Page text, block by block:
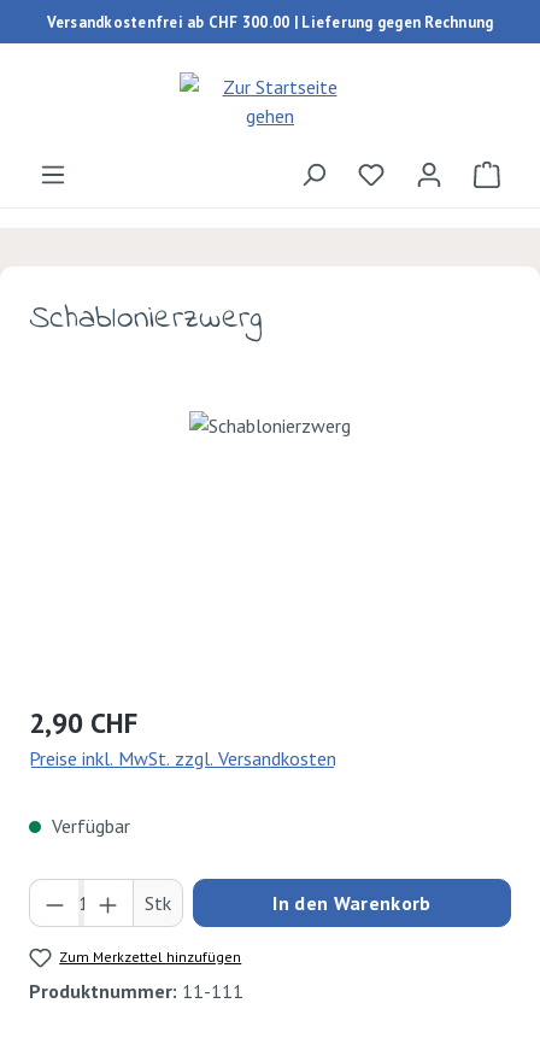
Zum Hauptinhalt springen
Versandkostenfrei ab CHF 300.00 | Lieferung gegen Rechnung
Du hast 0
Schablonierzwerg
Bildergalerie überspringen
Regulärer Preis:
2,90 CHF
Preise inkl. MwSt. zzgl. Versandkosten
Verfügbar
Produkt Anzahl: Gib den gewünschten Wert
Stk In den Warenkorb
Zum Merkzettel hinzufügen
Produktnummer: 11-111